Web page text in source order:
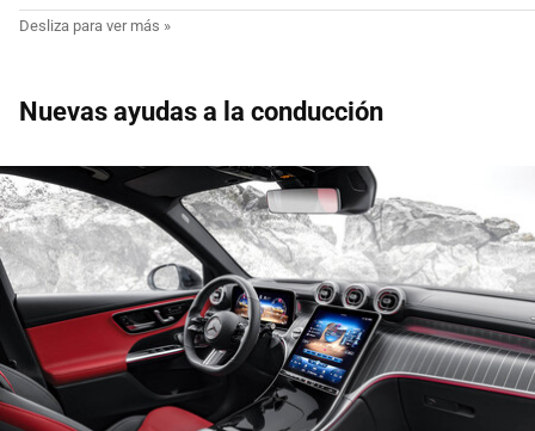
Nuevas ayudas a la conducción